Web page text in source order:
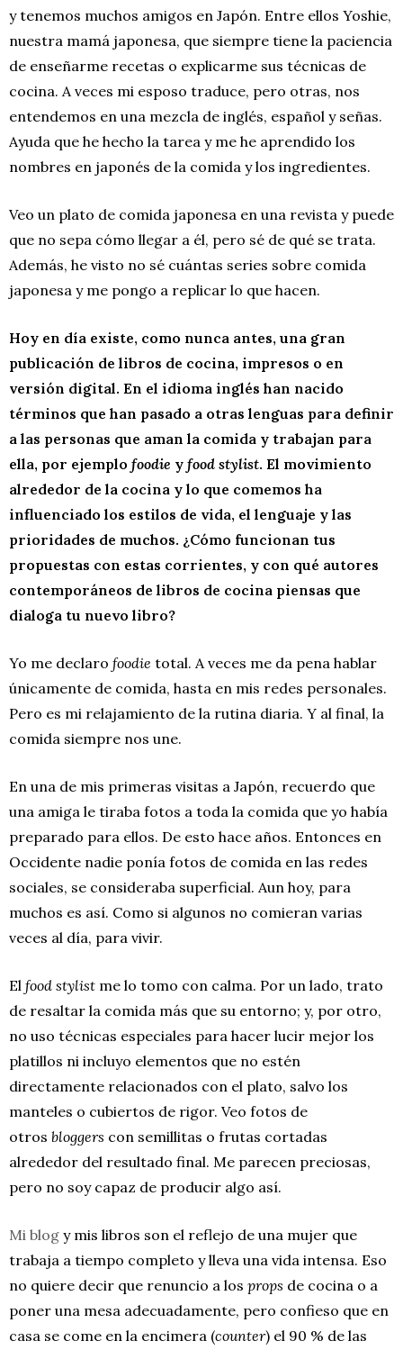
y tenemos muchos amigos en Japón. Entre ellos Yoshie,
nuestra mamá japonesa, que siempre tiene la paciencia
de enseñarme recetas o explicarme sus técnicas de
cocina. A veces mi esposo traduce, pero otras, nos
entendemos en una mezcla de inglés, español y señas.
Ayuda que he hecho la tarea y me he aprendido los
nombres en japonés de la comida y los ingredientes.
Veo un plato de comida japonesa en una revista y puede
que no sepa cómo llegar a él, pero sé de qué se trata.
Además, he visto no sé cuántas series sobre comida
japonesa y me pongo a replicar lo que hacen.
Hoy en día existe, como nunca antes, una gran
publicación de libros de cocina, impresos o en
versión digital. En el idioma inglés han nacido
términos que han pasado a otras lenguas para definir
a las personas que aman la comida y trabajan para
ella, por ejemplo foodie y food stylist. El movimiento
alrededor de la cocina y lo que comemos ha
influenciado los estilos de vida, el lenguaje y las
prioridades de muchos. ¿Cómo funcionan tus
propuestas con estas corrientes, y con qué autores
contemporáneos de libros de cocina piensas que
dialoga tu nuevo libro?
Yo me declaro foodie total. A veces me da pena hablar
únicamente de comida, hasta en mis redes personales.
Pero es mi relajamiento de la rutina diaria. Y al final, la
comida siempre nos une.
En una de mis primeras visitas a Japón, recuerdo que
una amiga le tiraba fotos a toda la comida que yo había
preparado para ellos. De esto hace años. Entonces en
Occidente nadie ponía fotos de comida en las redes
sociales, se consideraba superficial. Aun hoy, para
muchos es así. Como si algunos no comieran varias
veces al día, para vivir.
El food stylist me lo tomo con calma. Por un lado, trato
de resaltar la comida más que su entorno; y, por otro,
no uso técnicas especiales para hacer lucir mejor los
platillos ni incluyo elementos que no estén
directamente relacionados con el plato, salvo los
manteles o cubiertos de rigor. Veo fotos de
otros bloggers con semillitas o frutas cortadas
alrededor del resultado final. Me parecen preciosas,
pero no soy capaz de producir algo así.
Mi blog y mis libros son el reflejo de una mujer que
trabaja a tiempo completo y lleva una vida intensa. Eso
no quiere decir que renuncio a los props de cocina o a
poner una mesa adecuadamente, pero confieso que en
casa se come en la encimera (counter) el 90 % de las